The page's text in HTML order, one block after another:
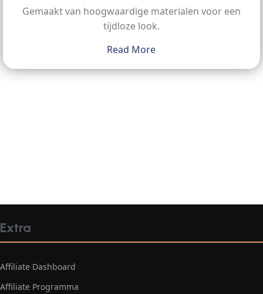
Gemaakt van hoogwaardige materialen voor een
tijdloze look.
Read More
Extra
Affiliate Dashboard
Affiliate Programma